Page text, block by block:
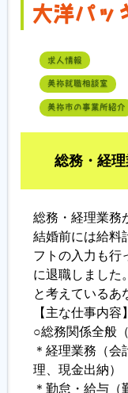
利用者の声
地域連携事業
求人情報検索
履歴書ジェネレ
大洋パッ
求人情報
美祢就職相談室
美祢市の事業所紹介
総務・経
総務・経理業務
結婚前には給料
フトの入力も行
に退職しました
と考えているあ
【主な仕事内容】
○総務関係全般
＊経理業務（
理、現金出納）
＊勤怠・給与（